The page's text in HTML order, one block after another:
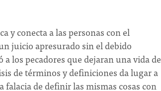
y conecta a las personas con el
juicio apresurado sin el debido
los pecadores que dejaran una vida de
de términos y definiciones da lugar a
de definir las mismas cosas con